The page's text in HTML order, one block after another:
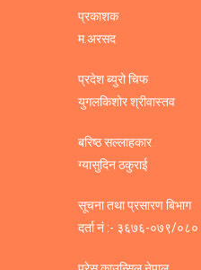
प्रकाशक
म.अरसद
प्रदेश ब्युरो चिफ
युगलकिशोर श्रीवास्तव
बरिष्ठ सल्लाहकार
ग्यासुदिन ठकुराई
सूचना तथा प्रसारण बिभाग
दर्ता नं :- ३६७६-०७९/०८०